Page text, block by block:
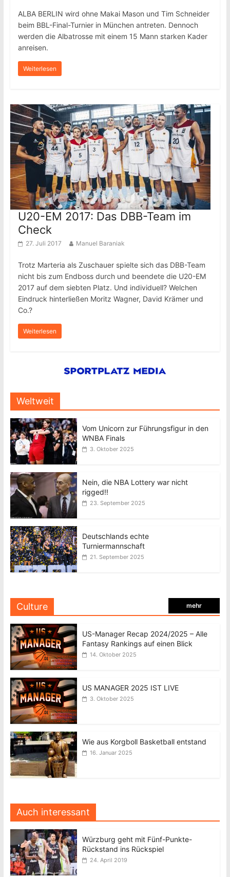
ALBA BERLIN wird ohne Makai Mason und Tim Schneider
beim BBL-Final-Turnier in München antreten. Dennoch
werden die Albatrosse mit einem 15 Mann starken Kader
anreisen.
Weiterlesen
U20-EM 2017: Das DBB-Team im
Check
27. Juli 2017 Manuel Baraniak
Trotz Marteria als Zuschauer spielte sich das DBB-Team
nicht bis zum Endboss durch und beendete die U20-EM
2017 auf dem siebten Platz. Und individuell? Welchen
Eindruck hinterließen Moritz Wagner, David Krämer und
Co.?
Weiterlesen
Weltweit
Vom Unicorn zur Führungsfigur in den
WNBA Finals
3. Oktober 2025
Nein, die NBA Lottery war nicht
rigged!!
23. September 2025
Deutschlands echte
Turniermannschaft
21. September 2025
Culture mehr
US-Manager Recap 2024/2025 – Alle
Fantasy Rankings auf einen Blick
14. Oktober 2025
US MANAGER 2025 IST LIVE
3. Oktober 2025
Wie aus Korgboll Basketball entstand
16. Januar 2025
Auch interessant
Würzburg geht mit Fünf-Punkte-
Rückstand ins Rückspiel
24. April 2019